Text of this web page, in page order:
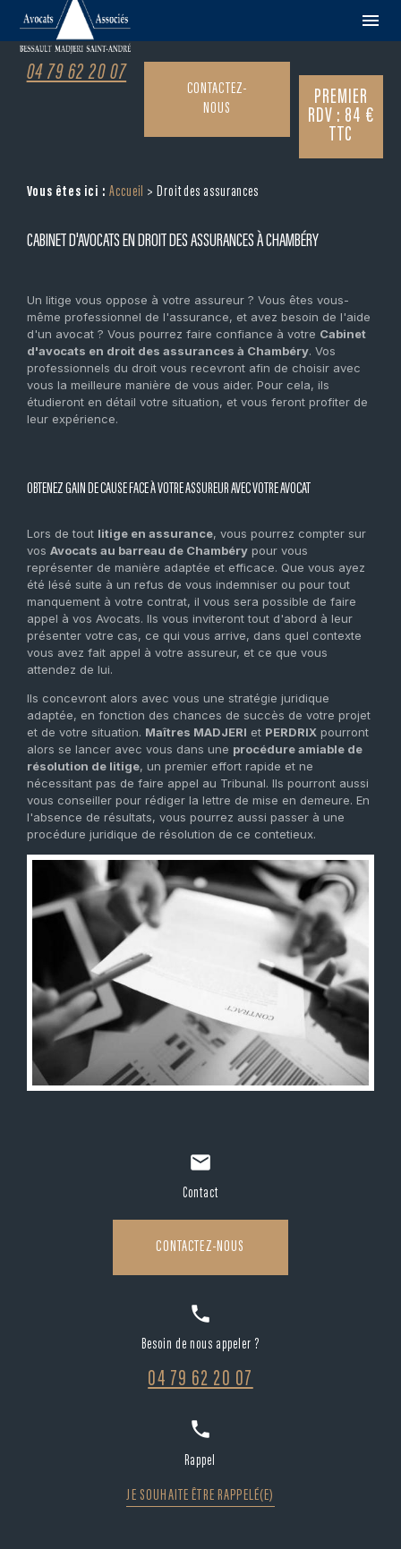
menu
04 79 62 20 07
CONTACTEZ-
NOUS
PREMIER
RDV : 84 €
TTC
Vous êtes ici : Accueil > Droit des assurances
CABINET D'AVOCATS EN DROIT DES ASSURANCES À CHAMBÉRY
Un litige vous oppose à votre assureur ? Vous êtes vous-
même professionnel de l'assurance, et avez besoin de l'aide
d'un avocat ? Vous pourrez faire confiance à votre Cabinet
d'avocats en droit des assurances à Chambéry. Vos
professionnels du droit vous recevront afin de choisir avec
vous la meilleure manière de vous aider. Pour cela, ils
étudieront en détail votre situation, et vous feront profiter de
leur expérience.
OBTENEZ GAIN DE CAUSE FACE À VOTRE ASSUREUR AVEC VOTRE AVOCAT
Lors de tout litige en assurance, vous pourrez compter sur
vos Avocats au barreau de Chambérypour vous
représenter de manière adaptée et efficace. Que vous ayez
été lésé suite à un refus de vous indemniser ou pour tout
manquement à votre contrat, il vous sera possible de faire
appel à vos Avocats. Ils vous inviteront tout d'abord à leur
présenter votre cas, ce qui vous arrive, dans quel contexte
vous avez fait appel à votre assureur, et ce que vous
attendez de lui.
Ils concevront alors avec vous une stratégie juridique
adaptée, en fonction des chances de succès de votre projet
et de votre situation. Maîtres MADJERI et PERDRIXpourront
alors se lancer avec vous dans une procédure amiable de
résolution de litige, un premier effort rapide et ne
nécessitant pas de faire appel au Tribunal. Ils pourront aussi
vous conseiller pour rédiger la lettre de mise en demeure. En
l'absence de résultats, vous pourrez aussi passer à une
procédure juridique de résolution de ce contetieux.
mail
Contact
CONTACTEZ-NOUS
phone
Besoin de nous appeler ?
04 79 62 20 07
phone
Rappel
JE SOUHAITE ÊTRE RAPPELÉ(E)
Panneau de gestion des cookies